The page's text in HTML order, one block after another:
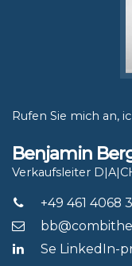
Rufen Sie mich an,
Benjamin
Verkaufsleiter
+49 461 4068
Se LinkedIn-